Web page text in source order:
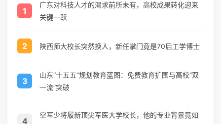
1
广东对科技人才的渴求前所未有，高校成果转化迎来
关键一跃
2 陕西师大校长突然换人，新任掌门竟是70后工学博士
3
山东“十五五”规划教育蓝图：免费教育扩围与高校“双
一流”突破
4
空军少将履新顶尖军医大学校长，他的专业背景竟如